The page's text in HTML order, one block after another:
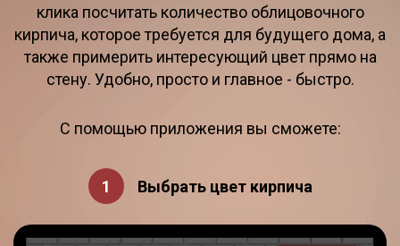
клика посчитать количество облицовочного
кирпича, которое требуется для будущего дома, а
также примерить интересующий цвет прямо на
стену. Удобно, просто и главное - быстро.
С помощью приложения вы сможете:
Выбрать цвет кирпича